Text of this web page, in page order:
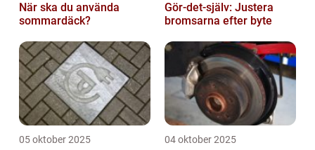
När ska du använda
sommardäck?
Gör-det-själv: Justera
bromsarna efter byte
05 oktober 2025 04 oktober 2025